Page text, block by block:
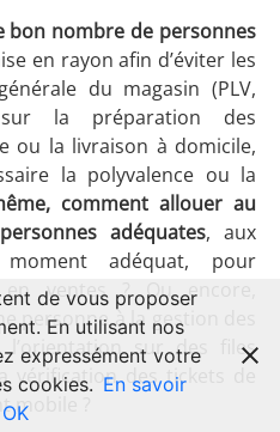
bon nombre de personnes
en rayon afin d’éviter les
du magasin (PLV,
la préparation des
ou la livraison à domicile,
la polyvalence ou la
comment allouer au
adéquates, aux
adéquat, pour
ventes ? Ou encore,
personne à la gestion des
l’orientation sur des files
vérification des tickets de
mobile ?
de vous proposer
En utilisant nos
expressément votre
cookies. En savoir
OK